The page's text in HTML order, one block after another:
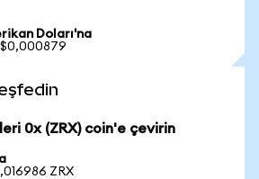
Doları'na
$0,000879
0x (ZRX) coin'e çevirin
ZRX